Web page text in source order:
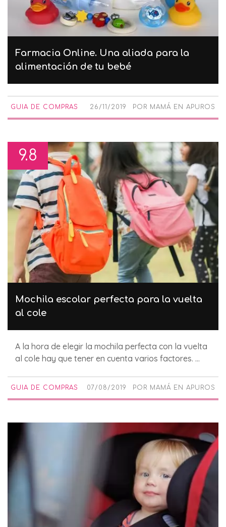
Farmacia Online. Una aliada para la
alimentación de tu bebé
GUIA DE COMPRAS 26/11/2019 POR MAMÁ EN APUROS
9.8
Mochila escolar perfecta para la vuelta
al cole
A la hora de elegir la mochila perfecta con la vuelta
al cole hay que tener en cuenta varios factores. ...
GUIA DE COMPRAS 07/08/2019 POR MAMÁ EN APUROS